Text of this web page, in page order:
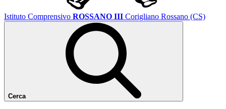
Istituto Comprensivo ROSSANO III Corigliano Rossano (CS)
Cerca